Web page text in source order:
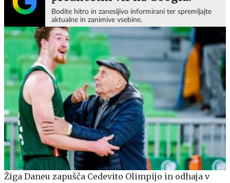
Bodite hitro in zanesljivo informirani ter spremljajte
aktualne in zanimive vsebine.
Žiga Daneu zapušča Cedevito Olimpijo in odhaja v